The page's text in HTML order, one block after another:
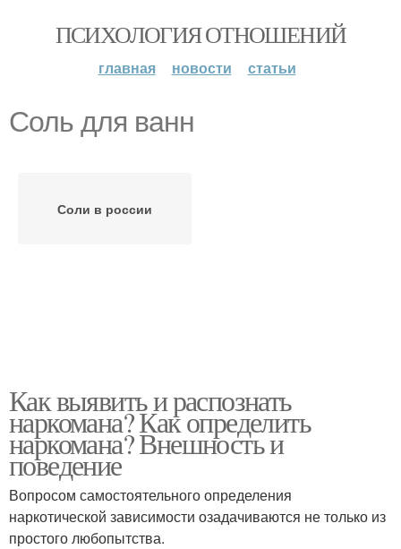
ПСИХОЛОГИЯ ОТНОШЕНИЙ
главная новости статьи
Соль для ванн
Соли в россии
Как выявить и распознать
наркомана? Как определить
наркомана? Внешность и
поведение
Вопросом самостоятельного определения
наркотической зависимости озадачиваются не только из
простого любопытства.